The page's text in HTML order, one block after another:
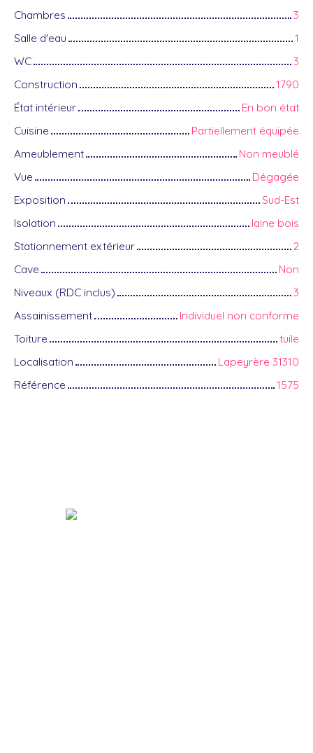
Chambres
3
Salle d'eau
1
WC
3
Construction
1790
État intérieur
En bon état
Cuisine
Partiellement équipée
Ameublement
Non meublé
Vue
Dégagée
Exposition
Sud-Est
Isolation
laine bois
Stationnement extérieur
2
Cave
Non
Niveaux (RDC inclus)
3
Assainissement
Individuel non conforme
Toiture
tuile
Localisation
Lapeyrère 31310
Référence
1575